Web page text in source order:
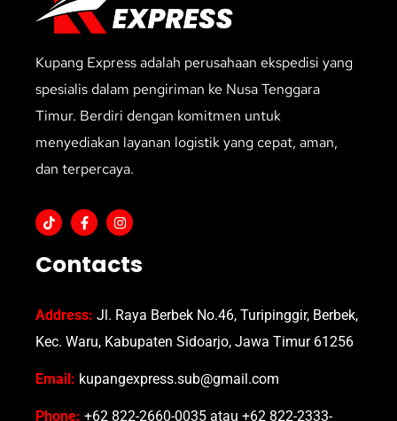
Kupang Express adalah perusahaan ekspedisi yang
spesialis dalam pengiriman ke Nusa Tenggara
Timur. Berdiri dengan komitmen untuk
menyediakan layanan logistik yang cepat, aman,
dan terpercaya.
Contacts
Address: Jl. Raya Berbek No.46, Turipinggir, Berbek,
Kec. Waru, Kabupaten Sidoarjo, Jawa Timur 61256
Email: kupangexpress.sub@gmail.com
Phone: +62 822-2660-0035 atau +62 822-2333-